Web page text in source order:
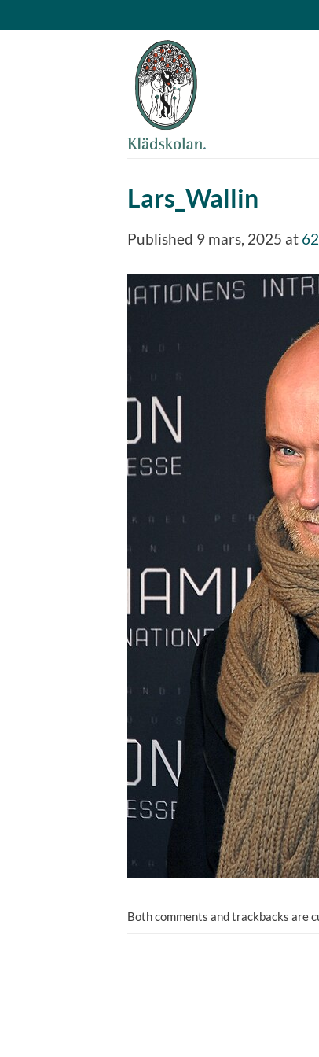
to
Lars_Wallin
Published 9 mars, 2025 at
Both comments and trackbacks are